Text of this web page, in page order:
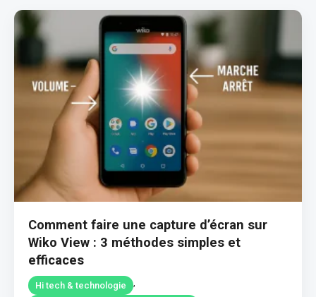
Comment faire une capture d’écran sur
Wiko View : 3 méthodes simples et
efficaces
Hi tech & technologie